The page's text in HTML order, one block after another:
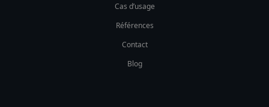
Cas d’usage
Références
Contact
Blog